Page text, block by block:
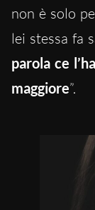
non è solo
lei stessa fa
parola ce
maggiore”.